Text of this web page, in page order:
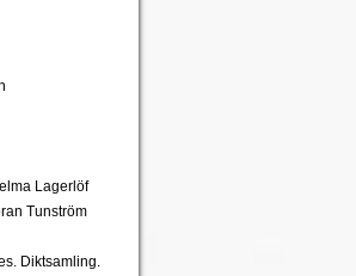
Lagerlöf
Tunström
Diktsamling.